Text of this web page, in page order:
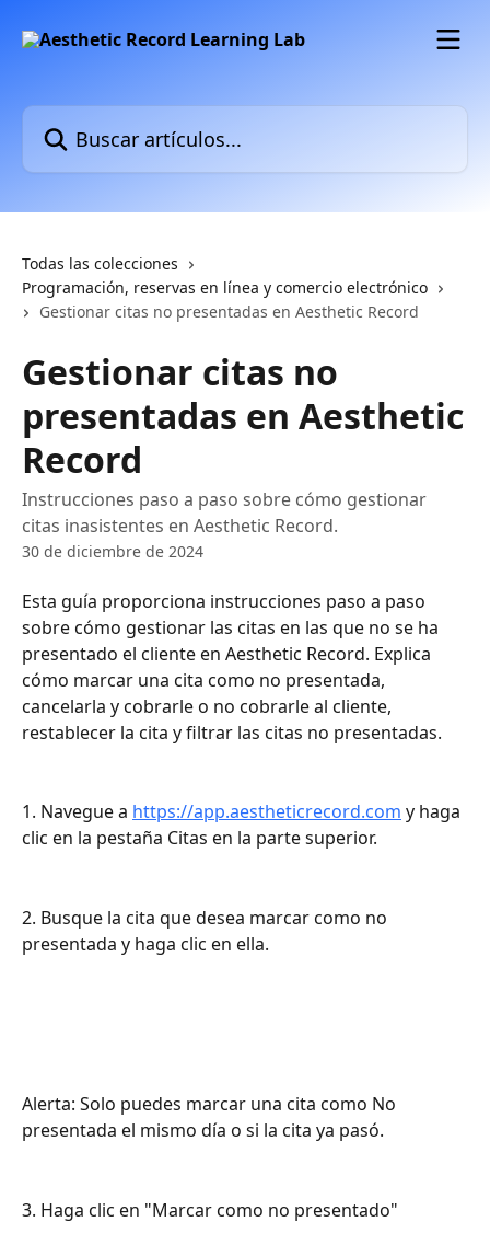
Buscar artículos...
Todas las colecciones
Programación, reservas en línea y comercio electrónico
Gestionar citas no presentadas en Aesthetic Record
Gestionar citas no
presentadas en Aesthetic
Record
Instrucciones paso a paso sobre cómo gestionar
citas inasistentes en Aesthetic Record.
30 de diciembre de 2024
Esta guía proporciona instrucciones paso a paso
sobre cómo gestionar las citas en las que no se ha
presentado el cliente en Aesthetic Record. Explica
cómo marcar una cita como no presentada,
cancelarla y cobrarle o no cobrarle al cliente,
restablecer la cita y filtrar las citas no presentadas.
1. Navegue a https://app.aestheticrecord.com y haga
clic en la pestaña Citas en la parte superior.
2. Busque la cita que desea marcar como no
presentada y haga clic en ella.
Alerta: Solo puedes marcar una cita como No
presentada el mismo día o si la cita ya pasó.
3. Haga clic en "Marcar como no presentado"